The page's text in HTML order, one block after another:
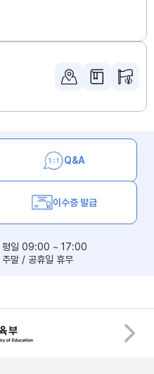
Q&A
이수증 발급
평일 09:00 ~ 17:00
주말 / 공휴일 휴무